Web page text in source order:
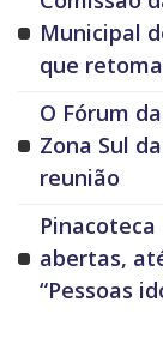
Municipal
que
O Fórum
Zona Sul
reunião
Pinacoteca
abertas,
“Pessoas